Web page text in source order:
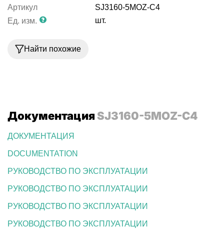
Артикул
SJ3160-5MOZ-C4
Ед. изм.
шт.
Найти похожие
Документация SJ3160-5MOZ-C4
ДОКУМЕНТАЦИЯ
DOCUMENTATION
РУКОВОДСТВО ПО ЭКСПЛУАТАЦИИ
РУКОВОДСТВО ПО ЭКСПЛУАТАЦИИ
РУКОВОДСТВО ПО ЭКСПЛУАТАЦИИ
РУКОВОДСТВО ПО ЭКСПЛУАТАЦИИ